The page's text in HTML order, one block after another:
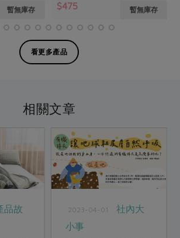
暫無庫存 $475 暫無庫存
看更多產品
相關文章
品故
2023-04-01
社內大
小事